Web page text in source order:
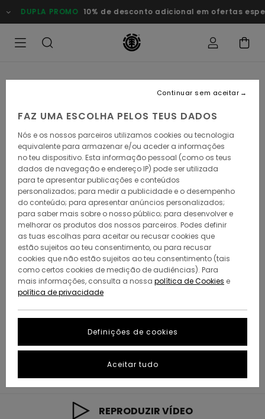
para
a
DUPLA PROMO 10% de desconto adicional em ofertas
REPRODUZIR VÍDEO
FAZ UMA ESCOLHA PELOS TEUS DADOS
Nós e os nossos parceiros utilizamos cookies ou tecnologia
equivalente para armazenar e/ou aceder a informações
no teu dispositivo. Esta informação pessoal (como os teus
dados de navegação e endereço IP) pode ser utilizada
para te apresentar publicações e conteúdos
personalizados; para medir a publicidade e o desempenho
do conteúdo; para apresentar anúncios personalizados;
para saber mais sobre o nosso público; para desenvolver e
melhorar os produtos dos nossos parceiros. Podes definir
as tuas escolhas para aceitar ou recusar cookies que
estão sujeitos ao teu consentimento, ou para recusar
cookies que não estão sujeitos ao teu consentimento (tais
como certos cookies de medição de audiências). Para
mais informações, consulta a nossa política de Cookies e
política de privacidade
Definições de cookies
Continuar sem aceitar
Aceitar tudo